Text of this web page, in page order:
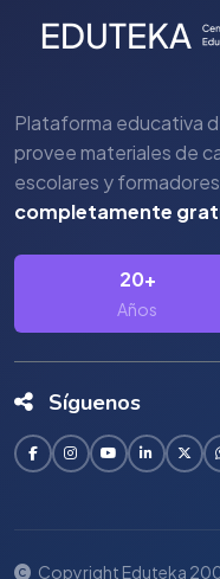
Plataforma educativa
provee materiales de
escolares y
completamente
20+
Años
Síguenos
Copyright Eduteka